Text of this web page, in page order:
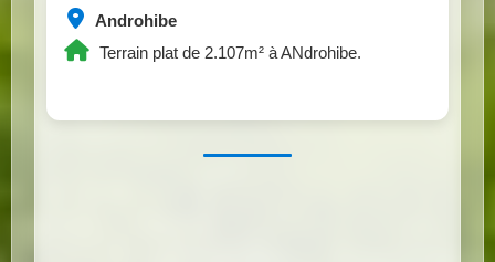
Androhibe
Terrain plat de 2.107m² à ANdrohibe.